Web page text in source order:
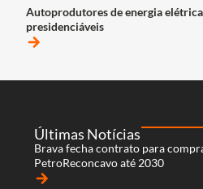
Autoprodutores de energia
presidenciáveis
arrow_forward
Últimas Notícias
Brava fecha contrato para
PetroReconcavo até 2030
arrow_forward